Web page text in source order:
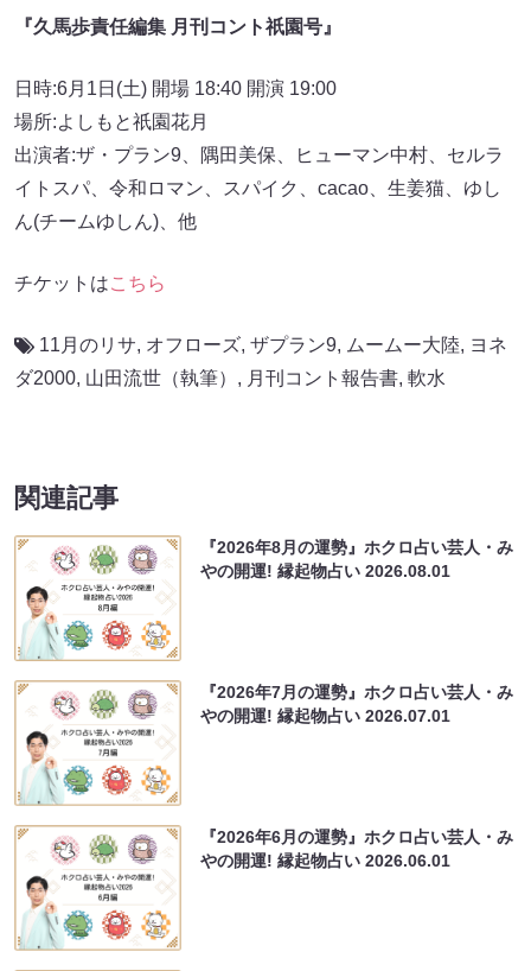
『久馬歩責任編集 月刊コント祇園号』
日時:6月1日(土) 開場 18:40 開演 19:00
場所:よしもと祇園花月
出演者:ザ・プラン9、隅田美保、ヒューマン中村、セルラ
イトスパ、令和ロマン、スパイク、cacao、生姜猫、ゆし
ん(チームゆしん)、他
チケットはこちら
11月のリサ, オフローズ, ザプラン9, ムームー大陸, ヨネ
ダ2000, 山田流世（執筆） , 月刊コント報告書, 軟水
関連記事
『2026年8月の運勢』ホクロ占い芸人・み
やの開運! 縁起物占い2026.08.01
『2026年7月の運勢』ホクロ占い芸人・み
やの開運! 縁起物占い2026.07.01
『2026年6月の運勢』ホクロ占い芸人・み
やの開運! 縁起物占い2026.06.01